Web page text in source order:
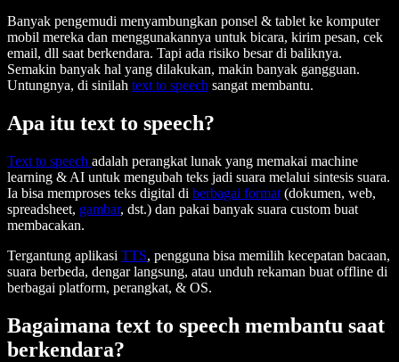
Banyak pengemudi menyambungkan ponsel & tablet ke komputer
mobil mereka dan menggunakannya untuk bicara, kirim pesan, cek
email, dll saat berkendara. Tapi ada risiko besar di baliknya.
Semakin banyak hal yang dilakukan, makin banyak gangguan.
Untungnya, di sinilah text to speech sangat membantu.
Apa itu text to speech?
Text to speech adalah perangkat lunak yang memakai machine
learning & AI untuk mengubah teks jadi suara melalui sintesis suara.
Ia bisa memproses teks digital di berbagai format (dokumen, web,
spreadsheet, gambar, dst.) dan pakai banyak suara custom buat
membacakan.
Tergantung aplikasi TTS, pengguna bisa memilih kecepatan bacaan,
suara berbeda, dengar langsung, atau unduh rekaman buat offline di
berbagai platform, perangkat, & OS.
Bagaimana text to speech membantu saat
berkendara?